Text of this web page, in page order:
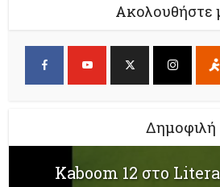
Ακολουθήστε
Δημοφιλή
Kaboom 12 στο